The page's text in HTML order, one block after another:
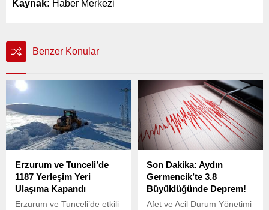
Kaynak: Haber Merkezi
Benzer Konular
Erzurum ve Tunceli’de
1187 Yerleşim Yeri
Ulaşıma Kapandı
Erzurum ve Tunceli’de etkili
Son Dakika: Aydın
Germencik’te 3.8
Büyüklüğünde Deprem!
Afet ve Acil Durum Yönetimi